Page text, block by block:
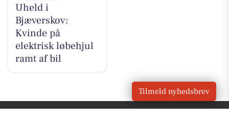
Uheld i
Bjæverskov:
Kvinde på
elektrisk løbehjul
ramt af bil
Tilmeld nyhedsbrev